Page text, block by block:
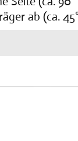
ab (ca.